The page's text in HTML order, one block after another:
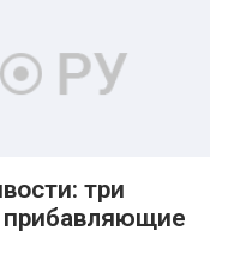
три
прибавляющие